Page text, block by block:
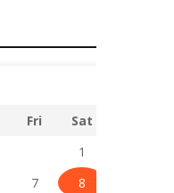
Fri
Sat
1
7
8